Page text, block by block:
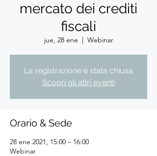
mercato dei crediti
fiscali
jue, 28 ene
  |
Webinar
La registrazione è stata chiusa
Scopri gli altri eventi
Orario & Sede
28 ene 2021, 15:00 – 16:00
Webinar